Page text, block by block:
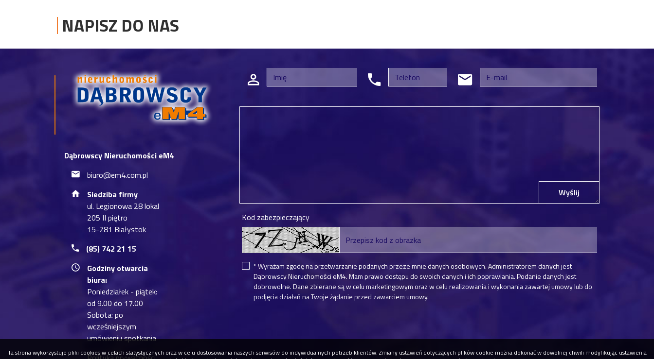
NAPISZ DO NAS
Dąbrowscy Nieruchomości eM4
biuro@em4.com.pl
Siedziba firmy
ul. Legionowa 28 lokal
205 II piętro
15-281 Białystok
(85) 742 21 15
Godziny otwarcia
biura:
Poniedziałek - piątek:
od 9.00 do 17.00
Sobota: po
wcześniejszym
umówieniu spotkania
Wyślij
Kod zabezpieczający
* Wyrażam zgodę na przetwarzanie podanych przeze mnie danych osobowych. Administratorem danych jest
Dąbrowscy Nieruchomości eM4. Mam prawo dostępu do swoich danych i ich poprawiania. Podanie danych jest
dobrowolne. Dane zbierane są w celu marketingowym oraz w celu realizowania i wykonania zawartej umowy lub do
podjęcia działań na Twoje żądanie przed zawarciem umowy.
Ta strona wykorzystuje pliki cookies w celach statystycznych oraz w celu dostosowania naszych serwisów do indywidualnych potrzeb klientów. Zmiany ustawień dotyczących plików cookie można dokonać w dowolnej chwili modyfikując ustawienia